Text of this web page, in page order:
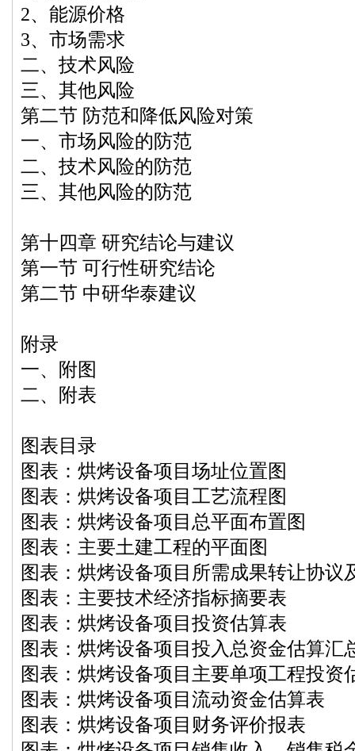
2、能源价格
3、市场需求
二、技术风险
三、其他风险
第二节 防范和降低风险对策
一、市场风险的防范
二、技术风险的防范
三、其他风险的防范
第十四章 研究结论与建议
第一节 可行性研究结论
第二节 中研华泰建议
附录
一、附图
二、附表
图表目录
图表：烘烤设备项目场址位置图
图表：烘烤设备项目工艺流程图
图表：烘烤设备项目总平面布置图
图表：主要土建工程的平面图
图表：烘烤设备项目所需成果转让协议
图表：主要技术经济指标摘要表
图表：烘烤设备项目投资估算表
图表：烘烤设备项目投入总资金估算汇
图表：烘烤设备项目主要单项工程投资
图表：烘烤设备项目流动资金估算表
图表：烘烤设备项目财务评价报表